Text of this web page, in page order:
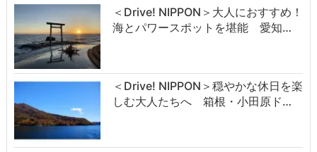
＜Drive! NIPPON＞大人におすすめ！
海とパワースポットを堪能 愛知…
＜Drive! NIPPON＞穏やかな休日を楽
しむ大人たちへ 箱根・小田原ド…